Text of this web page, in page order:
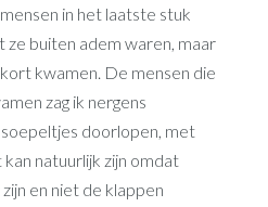
in het laatste stuk
buiten adem waren, maar
kwamen. De mensen die
zag ik nergens
doorlopen, met
natuurlijk zijn omdat
en niet de klappen